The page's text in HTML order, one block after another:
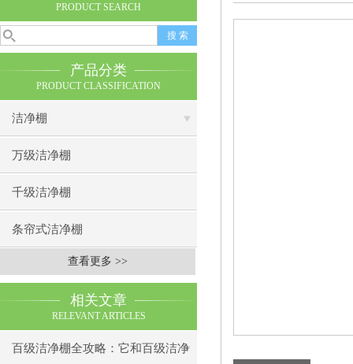
PRODUCT SEARCH
产品分类
PRODUCT CLASSIFICATION
洁净棚
万级洁净棚
千级洁净棚
条帘式洁净棚
查看更多 >>
相关文章
RELEVANT ARTICLES
百级洁净棚全攻略：它和百级洁净